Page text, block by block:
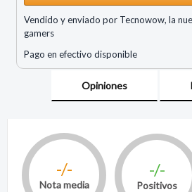
Vendido y enviado por Tecnowow, la
gamers
Pago en efectivo disponible
Opiniones
-/-
Nota media
-/-
Positivos